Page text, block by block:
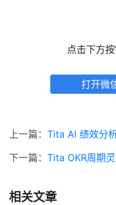
点击下方
打开微
上一篇： Tita AI 绩效分
下一篇： Tita OKR周期灵活
相关文章